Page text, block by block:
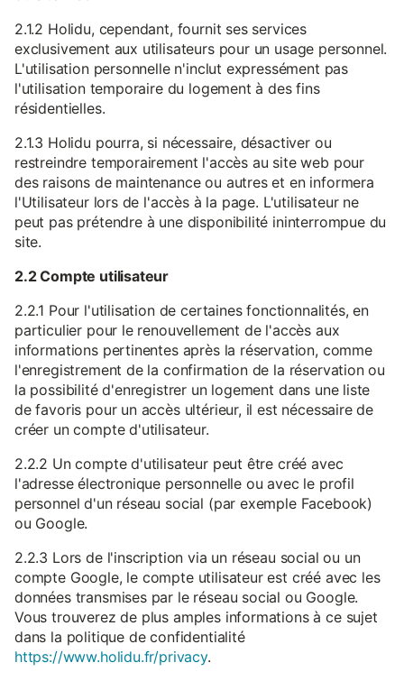
2.1.2 Holidu, cependant, fournit ses services
exclusivement aux utilisateurs pour un usage personnel.
L'utilisation personnelle n'inclut expressément pas
l'utilisation temporaire du logement à des fins
résidentielles.
2.1.3 Holidu pourra, si nécessaire, désactiver ou
restreindre temporairement l'accès au site web pour
des raisons de maintenance ou autres et en informera
l'Utilisateur lors de l'accès à la page. L'utilisateur ne
peut pas prétendre à une disponibilité ininterrompue du
site.
2.2 Compte utilisateur
2.2.1 Pour l'utilisation de certaines fonctionnalités, en
particulier pour le renouvellement de l'accès aux
informations pertinentes après la réservation, comme
l'enregistrement de la confirmation de la réservation ou
la possibilité d'enregistrer un logement dans une liste
de favoris pour un accès ultérieur, il est nécessaire de
créer un compte d'utilisateur.
2.2.2 Un compte d'utilisateur peut être créé avec
l'adresse électronique personnelle ou avec le profil
personnel d'un réseau social (par exemple Facebook)
ou Google.
2.2.3 Lors de l'inscription via un réseau social ou un
compte Google, le compte utilisateur est créé avec les
données transmises par le réseau social ou Google.
Vous trouverez de plus amples informations à ce sujet
dans la politique de confidentialité
https://www.holidu.fr/privacy.